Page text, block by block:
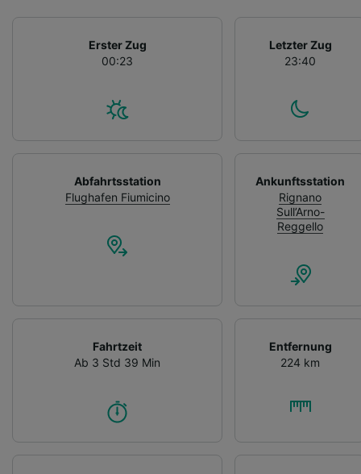
Erster Zug
00:23
Letzter Zug
23:40
Abfahrtsstation
Flughafen Fiumicino
Ankunftsstation
Rignano
Sull’Arno-
Reggello
Fahrtzeit
Ab 3 Std 39 Min
Entfernung
224 km
Inhalten, Zielgruppenforschung sowie
Liste der Partner (Lieferanten)